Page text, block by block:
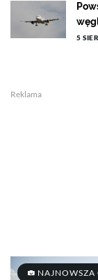
5
Reklama
NAJNOWSZA